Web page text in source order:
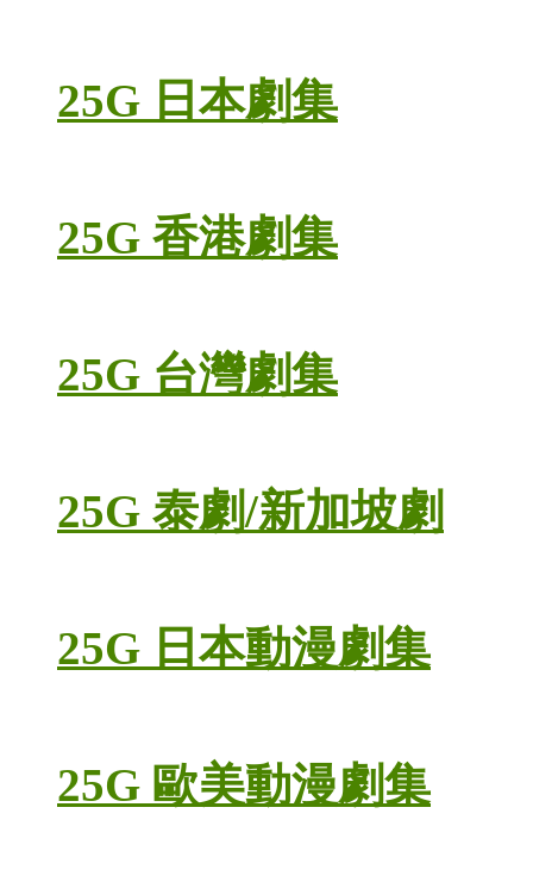
25G 日本劇集
25G 香港劇集
25G 台灣劇集
25G 泰劇/新加坡劇
25G 日本動漫劇集
25G 歐美動漫劇集